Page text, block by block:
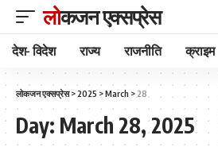
लोकजन एक्सप्रेस
देश- विदेश राज्य राजनीति क्राइम
लोकजन एक्सप्रेस> 2025 >March > 28
Day: March 28, 2025